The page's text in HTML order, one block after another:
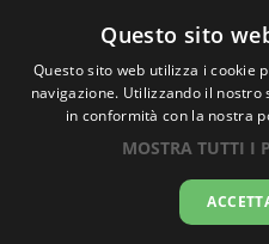
Ora
Questo sito
Questo sito web utilizza i cookie
navigazione. Utilizzando il
in conformità con la nostra
MOSTRA TUTTI I